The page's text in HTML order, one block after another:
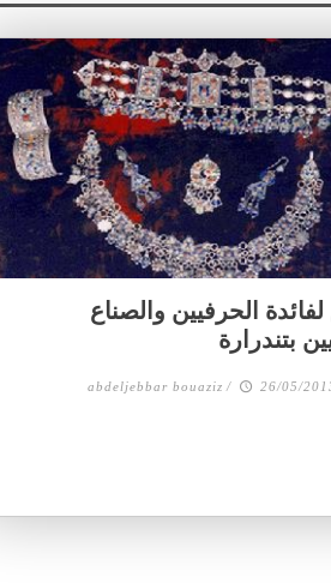
الحرفيين والصناع
بتندرارة
abdeljebbar bouaziz / 26/05/